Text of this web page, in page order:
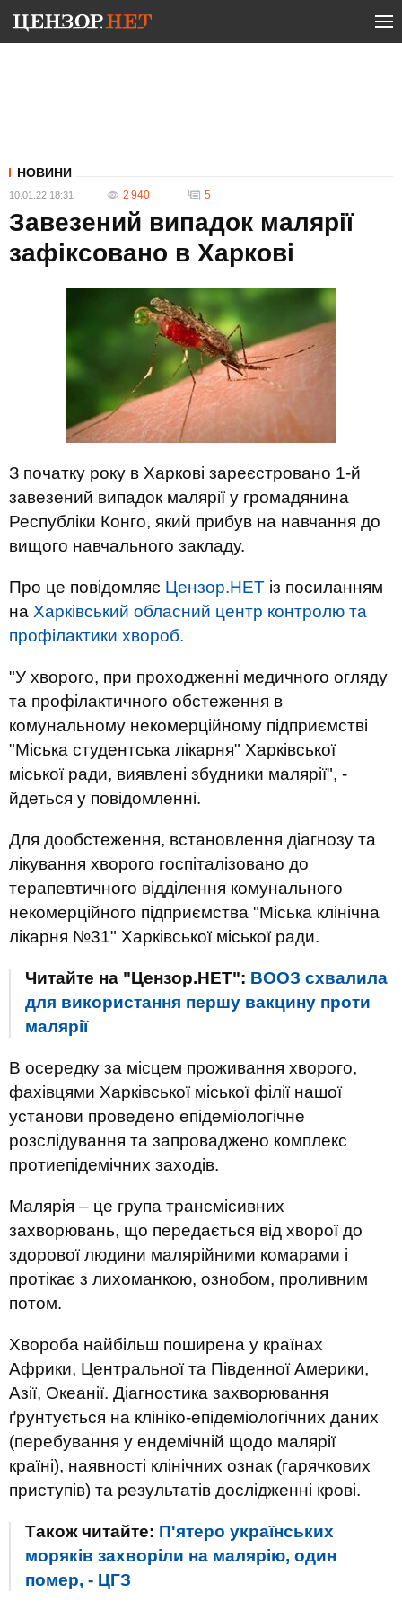
НОВИНИ
10.01.22 18:31 2 940 5
Завезений випадок малярії
зафіксовано в Харкові
З початку року в Харкові зареєстровано 1-й
завезений випадок малярії у громадянина
Республіки Конго, який прибув на навчання до
вищого навчального закладу.
Про це повідомляє Цензор.НЕТ із посиланням
на Харківський обласний центр контролю та
профілактики хвороб.
"У хворого, при проходженні медичного огляду
та профілактичного обстеження в
комунальному некомерційному підприємстві
"Міська студентська лікарня" Харківської
міської ради, виявлені збудники малярії", -
йдеться у повідомленні.
Для дообстеження, встановлення діагнозу та
лікування хворого госпіталізовано до
терапевтичного відділення комунального
некомерційного підприємства "Міська клінічна
лікарня №31" Харківської міської ради.
Читайте на "Цензор.НЕТ": ВООЗ схвалила
для використання першу вакцину проти
малярії
В осередку за місцем проживання хворого,
фахівцями Харківської міської філії нашої
установи проведено епідеміологічне
розслідування та запроваджено комплекс
протиепідемічних заходів.
Малярія – це група трансмісивних
захворювань, що передається від хворої до
здорової людини малярійними комарами і
протікає з лихоманкою, ознобом, проливним
потом.
Хвороба найбільш поширена у країнах
Африки, Центральної та Південної Америки,
Азії, Океанії. Діагностика захворювання
ґрунтується на клініко-епідеміологічних даних
(перебування у ендемічній щодо малярії
країні), наявності клінічних ознак (гарячкових
приступів) та результатів дослідженні крові.
Також читайте: П'ятеро українських
моряків захворіли на малярію, один
помер, - ЦГЗ